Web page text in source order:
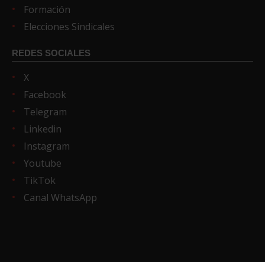
Formación
Elecciones Sindicales
REDES SOCIALES
X
Facebook
Telegram
Linkedin
Instagram
Youtube
TikTok
Canal WhatsApp